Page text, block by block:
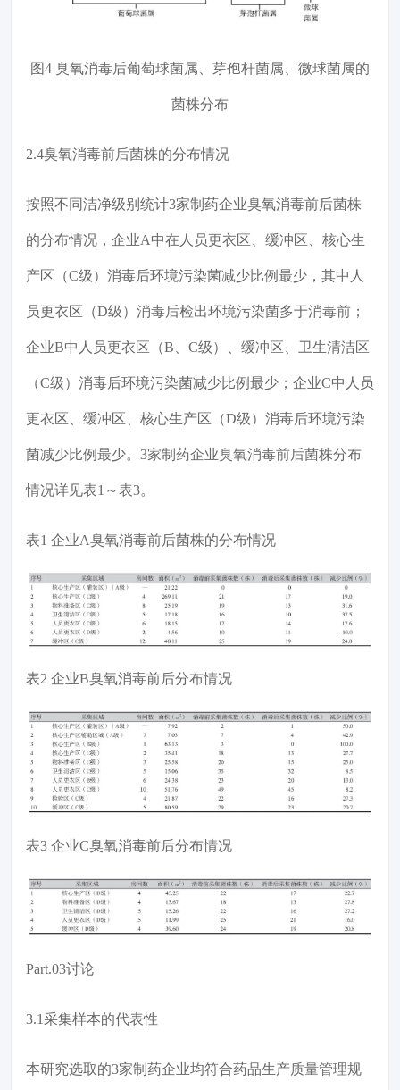
图4 臭氧消毒后葡萄球菌属、芽孢杆菌属、微球菌属的
菌株分布
2.4臭氧消毒前后菌株的分布情况
按照不同洁净级别统计3家制药企业臭氧消毒前后菌株
的分布情况，企业A中在人员更衣区、缓冲区、核心生
产区（C级）消毒后环境污染菌减少比例最少，其中人
员更衣区（D级）消毒后检出环境污染菌多于消毒前；
企业B中人员更衣区（B、C级）、缓冲区、卫生清洁区
（C级）消毒后环境污染菌减少比例最少；企业C中人员
更衣区、缓冲区、核心生产区（D级）消毒后环境污染
菌减少比例最少。3家制药企业臭氧消毒前后菌株分布
情况详见表1～表3。
表1 企业A臭氧消毒前后菌株的分布情况
表2 企业B臭氧消毒前后分布情况
表3 企业C臭氧消毒前后分布情况
Part.03讨论
3.1采集样本的代表性
本研究选取的3家制药企业均符合药品生产质量管理规